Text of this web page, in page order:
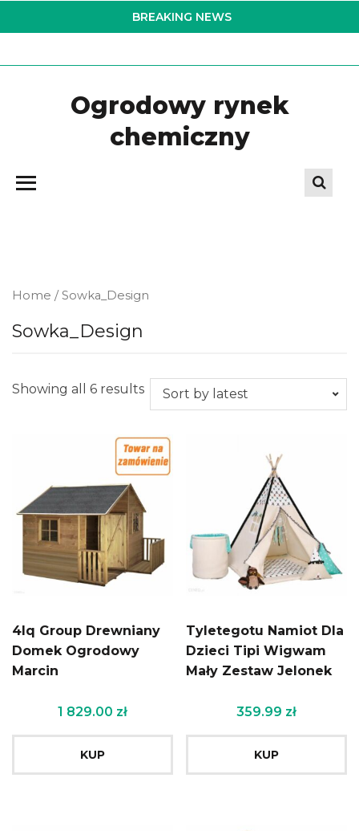
to
BREAKING NEWS
Ogrodowy rynek
chemiczny
Home / Sowka_Design
Sowka_Design
Showing all 6 results
4Iq Group Drewniany
Domek Ogrodowy
Marcin
1 829.00 zł
KUP
Tyletegotu Namiot Dla
Dzieci Tipi Wigwam
Mały Zestaw Jelonek
359.99 zł
KUP